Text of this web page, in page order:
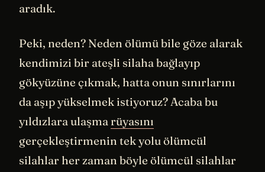
aradık.
Peki, neden? Neden ölümü bile göze alarak
kendimizi bir ateşli silaha bağlayıp
gökyüzüne çıkmak, hatta onun sınırlarını
da aşıp yükselmek istiyoruz? Acaba bu
yıldızlara ulaşma rüyasını
gerçekleştirmenin tek yolu ölümcül
silahlar her zaman böyle ölümcül silahlar